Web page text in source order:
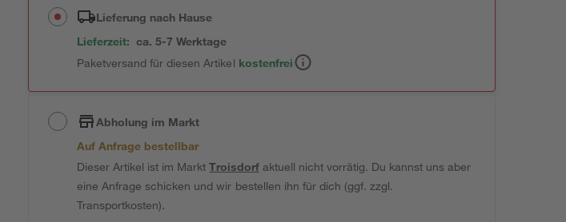
Lieferung nach Hause
Lieferzeit: ca. 5-7 Werktage
Paketversand für diesen Artikel kostenfrei
Abholung im Markt
Auf Anfrage bestellbar
Dieser Artikel ist im MarktTroisdorfaktuell nicht vorrätig. Du kannst uns aber
eine Anfrage schicken und wir bestellen ihn für dich (ggf. zzgl.
Transportkosten).